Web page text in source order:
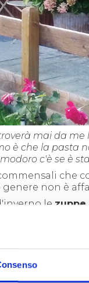
mai da me
è che la pasta
c'è se è
che
non è
le zuppe,
ed i versatili
Che dire poi